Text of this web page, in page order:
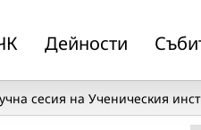
Дейности
сесия на Ученическия